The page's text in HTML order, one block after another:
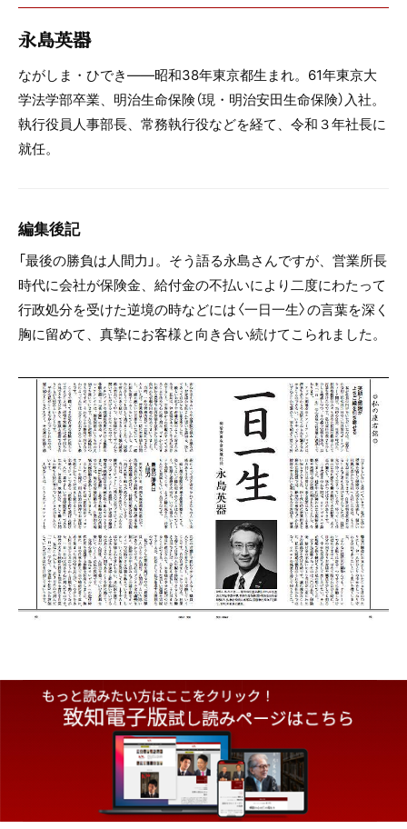
永島英器
ながしま・ひでき――昭和38年東京都生まれ。61年東京大
学法学部卒業、明治生命保険（現・明治安田生命保険）入社。
執行役員人事部長、常務執行役などを経て、令和３年社長に
就任。
編集後記
「最後の勝負は人間力」。そう語る永島さんですが、営業所長
時代に会社が保険金、給付金の不払いにより二度にわたって
行政処分を受けた逆境の時などには〈一日一生〉の言葉を深く
胸に留めて、真摯にお客様と向き合い続けてこられました。